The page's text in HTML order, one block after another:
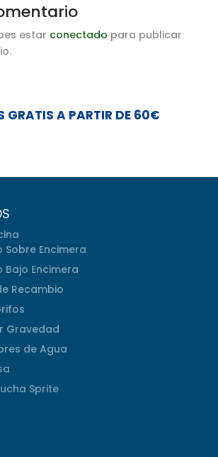
estar conectado para publicar
GRATIS A PARTIR DE 60€
Sobre Encimera
Bajo Encimera
Recambio
Gravedad
de Agua
Sprite